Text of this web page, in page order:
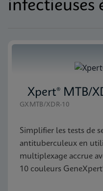
infectieuses
Xpert® MTB/
GXMTB/XDR-10
Simplifier les tests de
antituberculeux en
multiplexage accrue
10 couleurs